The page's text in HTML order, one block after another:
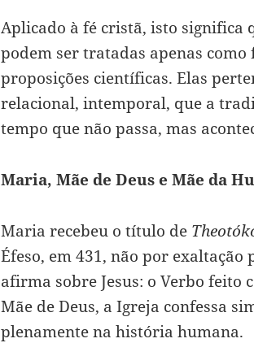
Aplicado à fé cristã, isto significa
podem ser tratadas apenas
proposições científicas. Elas
relacional, intemporal, que a
tempo que não passa, mas
Maria, Mãe de Deus e Mãe da
Maria recebeu o título de
Éfeso, em 431, não por
afirma sobre Jesus: o Verbo feito
Mãe de Deus, a Igreja confessa
plenamente na história humana.